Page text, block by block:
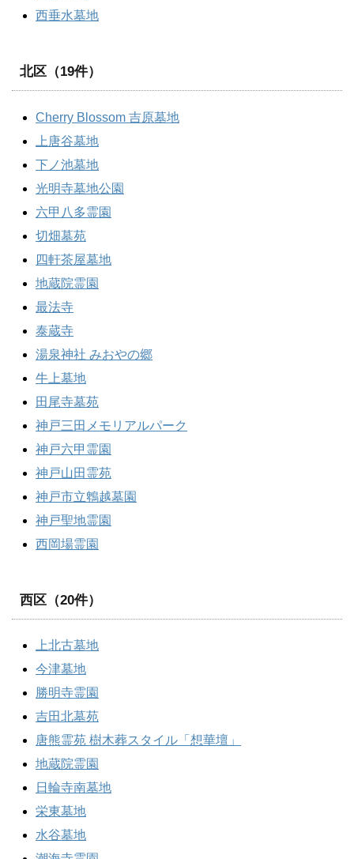
西垂水墓地
北区（19件）
Cherry Blossom 吉原墓地
上唐谷墓地
下ノ池墓地
光明寺墓地公園
六甲八多霊園
切畑墓苑
四軒茶屋墓地
地蔵院霊園
最法寺
泰蔵寺
湯泉神社 みおやの郷
牛上墓地
田尾寺墓苑
神戸三田メモリアルパーク
神戸六甲霊園
神戸山田霊苑
神戸市立鵯越墓園
神戸聖地霊園
西岡場霊園
西区（20件）
上北古墓地
今津墓地
勝明寺霊園
吉田北墓苑
唐熊霊苑 樹木葬スタイル「想華壇」
地蔵院霊園
日輪寺南墓地
栄東墓地
水谷墓地